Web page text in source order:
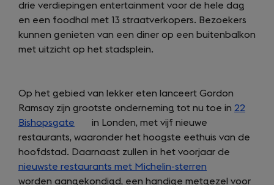
tab)
drie verdiepingen entertainment voor de hele dag
en een foodhal met 13 straatverkopers. Bezoekers
kunnen genieten van een diner op een buitenbalkon
met uitzicht op het stadsplein.
Op het gebied van lekker eten lanceert Gordon
Ramsay zijn grootste onderneming tot nu toe in 22
Bishopsgate (opens
in
a
new
tab)
in Londen, met vijf nieuwe
restaurants, waaronder het hoogste eethuis van de
hoofdstad. Daarnaast zullen in het voorjaar de
nieuwste restaurants met Michelin-sterren
in
worden aangekondigd, een handige metgezel voor